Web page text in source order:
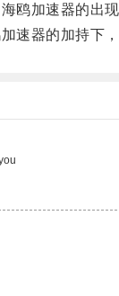
加速器的出现
器的加持下，